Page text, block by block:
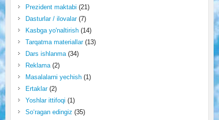
Prezident maktabi (21)
Dasturlar / ilovalar(7)
Kasbga yo'naltirish(14)
Tarqatma materiallar(13)
Dars ishlanma(34)
Reklama(2)
Masalalarni yechish(1)
Ertaklar(2)
Yoshlar ittifoqi (1)
So‘ragan edingiz (35)